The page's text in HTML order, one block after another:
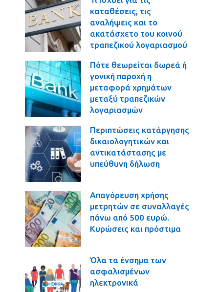
καταθέσεις, τις
αναλήψεις και το
ακατάσχετο του κοινού
τραπεζικού λογαριασμού
Πότε θεωρείται δωρεά ή
γονική παροχή η
μεταφορά χρημάτων
μεταξύ τραπεζικών
λογαριασμών
Περιπτώσεις κατάργησης
δικαιολογητικών και
αντικατάστασης με
υπεύθυνη δήλωση
Απαγόρευση χρήσης
μετρητών σε συναλλαγές
πάνω από 500 ευρώ.
Κυρώσεις και πρόστιμα
Όλα τα ένσημα των
ασφαλισμένων
ηλεκτρονικά